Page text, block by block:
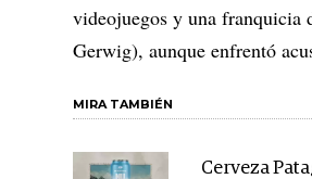
videojuegos y una franquicia
Gerwig), aunque enfrentó
MIRA TAMBIÉN
Cerveza